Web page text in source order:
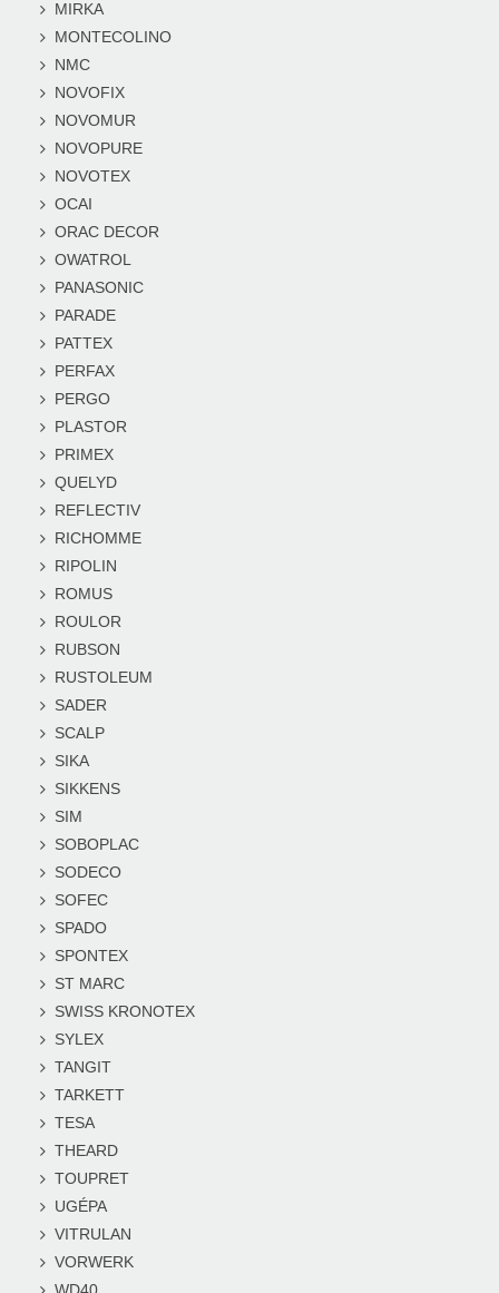
MIRKA
MONTECOLINO
NMC
NOVOFIX
NOVOMUR
NOVOPURE
NOVOTEX
OCAI
ORAC DECOR
OWATROL
PANASONIC
PARADE
PATTEX
PERFAX
PERGO
PLASTOR
PRIMEX
QUELYD
REFLECTIV
RICHOMME
RIPOLIN
ROMUS
ROULOR
RUBSON
RUSTOLEUM
SADER
SCALP
SIKA
SIKKENS
SIM
SOBOPLAC
SODECO
SOFEC
SPADO
SPONTEX
ST MARC
SWISS KRONOTEX
SYLEX
TANGIT
TARKETT
TESA
THEARD
TOUPRET
UGÉPA
VITRULAN
VORWERK